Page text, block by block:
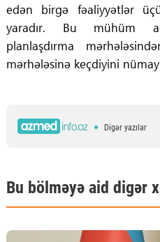
edən birgə fəaliyyətlər
yaradır. Bu mühüm
planlaşdırma
mərhələsinə keçdiyini
Digər yazılar
Bu bölməyə aid digər